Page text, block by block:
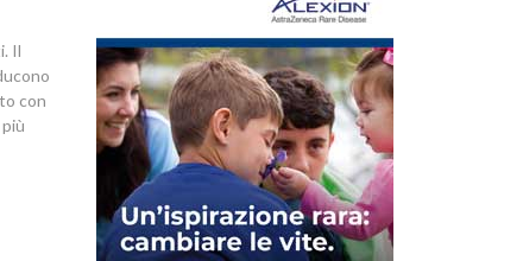
Il
con